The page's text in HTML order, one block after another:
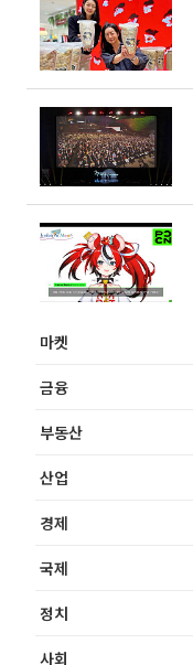
마켓
금융
부동산
산업
경제
국제
정치
사회